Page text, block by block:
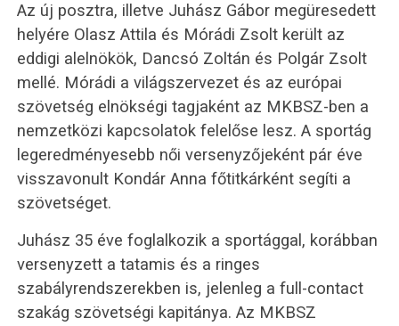
Az új posztra, illetve Juhász Gábor megüresedett
helyére Olasz Attila és Mórádi Zsolt került az
eddigi alelnökök, Dancsó Zoltán és Polgár Zsolt
mellé. Mórádi a világszervezet és az európai
szövetség elnökségi tagjaként az MKBSZ-ben a
nemzetközi kapcsolatok felelőse lesz. A sportág
legeredményesebb női versenyzőjeként pár éve
visszavonult Kondár Anna főtitkárként segíti a
szövetséget.
Juhász 35 éve foglalkozik a sportággal, korábban
versenyzett a tatamis és a ringes
szabályrendszerekben is, jelenleg a full-contact
szakág szövetségi kapitánya. Az MKBSZ